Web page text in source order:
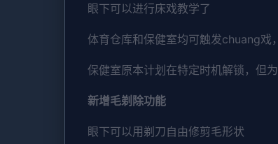
眼下可以进行床戏教学了
体育仓库和保健室均可触发chuang戏
保健室原本计划在特定时机解锁，但
新增毛剃除功能
眼下可以用剃刀自由修剪毛形状